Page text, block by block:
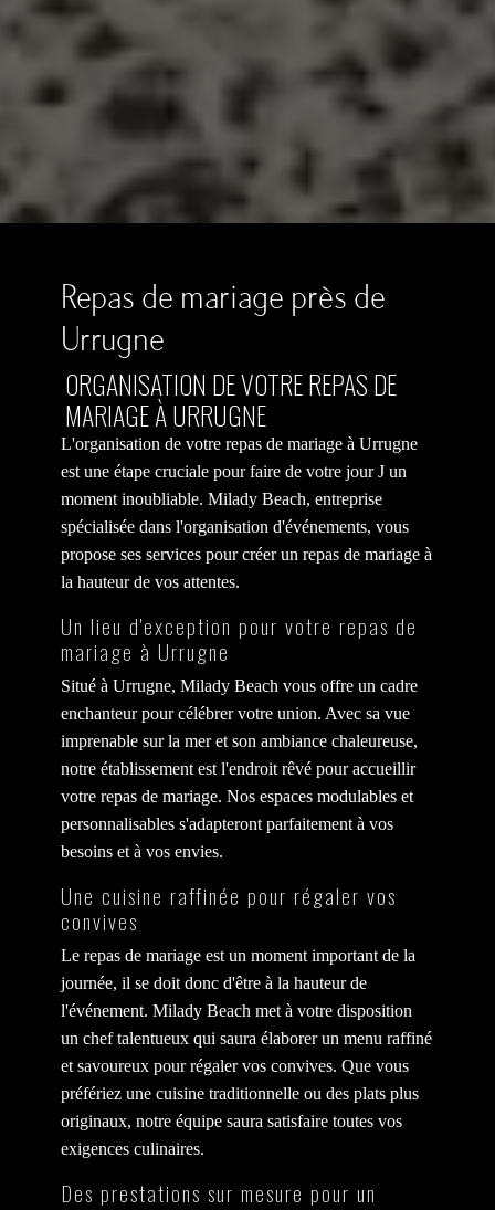
Repas de mariage près de
Urrugne
ORGANISATION DE VOTRE REPAS DE
MARIAGE À URRUGNE
L'organisation de votre repas de mariage à Urrugne
est une étape cruciale pour faire de votre jour J un
moment inoubliable. Milady Beach, entreprise
spécialisée dans l'organisation d'événements, vous
propose ses services pour créer un repas de mariage à
la hauteur de vos attentes.
Un lieu d'exception pour votre repas de
mariage à Urrugne
Situé à Urrugne, Milady Beach vous offre un cadre
enchanteur pour célébrer votre union. Avec sa vue
imprenable sur la mer et son ambiance chaleureuse,
notre établissement est l'endroit rêvé pour accueillir
votre repas de mariage. Nos espaces modulables et
personnalisables s'adapteront parfaitement à vos
besoins et à vos envies.
Une cuisine raffinée pour régaler vos
convives
Le repas de mariage est un moment important de la
journée, il se doit donc d'être à la hauteur de
l'événement. Milady Beach met à votre disposition
un chef talentueux qui saura élaborer un menu raffiné
et savoureux pour régaler vos convives. Que vous
préfériez une cuisine traditionnelle ou des plats plus
originaux, notre équipe saura satisfaire toutes vos
exigences culinaires.
Des prestations sur mesure pour un